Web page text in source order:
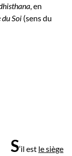
, en
du Soi (sens du
S‘il est le siège